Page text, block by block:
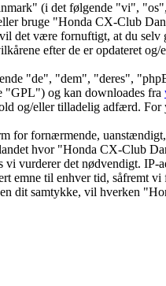
(i det følgende "vi",
bruge "Honda CX-Club
det være fornuftigt, at du
efter de er opdateret og/
"de", "dem", "deres",
"GPL") og kan downloades fra
og/eller tilladelig adfærd.
for fornærmende,
hvor "Honda CX-Club
vi vurderer det nødvendigt.
emne til enhver tid, såfremt
dit samtykke, vil hverken